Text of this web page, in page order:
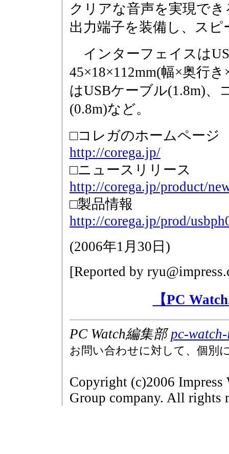
クリアな音声を実現で
出力端子を装備し、ス
インターフェイスは
45×18×112mm(幅×奥行
はUSBケーブル(1.8m)、
(0.8m)など。
□コレガのホームページ
http://corega.jp/
□ニュースリリース
http://corega.jp/product/
□製品情報
http://corega.jp/prod/
(2006年1月30日 )
[Reported by
【PC
PC Watch編集部pc-
お問い合わせに対して、個別
Copyright (c)2006 Impress
Group company. All rights